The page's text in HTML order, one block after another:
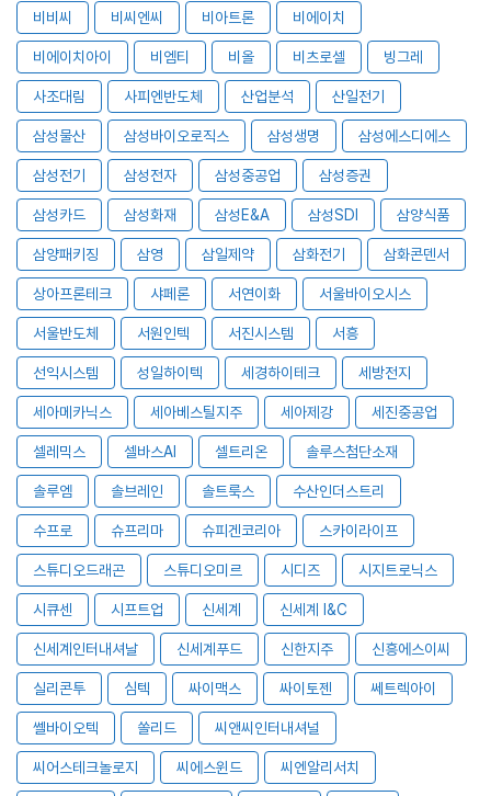
비비씨 비씨엔씨 비아트론 비에이치
비에이치아이 비엠티 비올 비츠로셀 빙그레
사조대림 사피엔반도체 산업분석 산일전기
삼성물산 삼성바이오로직스 삼성생명 삼성에스디에스
삼성전기 삼성전자 삼성중공업 삼성증권
삼성카드 삼성화재 삼성E&A 삼성SDI 삼양식품
삼양패키징 삼영 삼일제약 삼화전기 삼화콘덴서
상아프론테크 샤페론 서연이화 서울바이오시스
서울반도체 서원인텍 서진시스템 서흥
선익시스템 성일하이텍 세경하이테크 세방전지
세아메카닉스 세아베스틸지주 세아제강 세진중공업
셀레믹스 셀바스AI 셀트리온 솔루스첨단소재
솔루엠 솔브레인 솔트룩스 수산인더스트리
수프로 슈프리마 슈피겐코리아 스카이라이프
스튜디오드래곤 스튜디오미르 시디즈 시지트로닉스
시큐센 시프트업 신세계 신세계 I&C
신세계인터내셔날 신세계푸드 신한지주 신흥에스이씨
실리콘투 심텍 싸이맥스 싸이토젠 쎄트렉아이
쎌바이오텍 쏠리드 씨앤씨인터내셔널
씨어스테크놀로지 씨에스윈드 씨엔알리서치